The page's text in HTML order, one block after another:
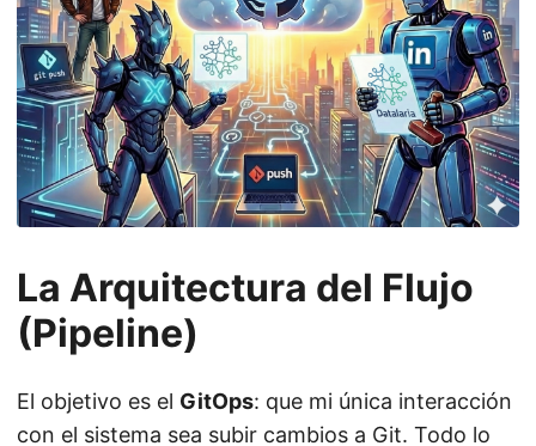
La Arquitectura del Flujo
(Pipeline)
El objetivo es el GitOps: que mi única interacción
con el sistema sea subir cambios a Git. Todo lo